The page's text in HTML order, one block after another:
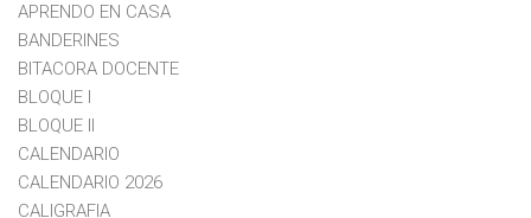
APRENDO EN CASA
BANDERINES
BITACORA DOCENTE
BLOQUE I
BLOQUE II
CALENDARIO
CALENDARIO 2026
CALIGRAFIA